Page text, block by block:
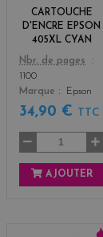
CARTOUCHE
D'ENCRE EPSON
405XL CYAN
Color
Nbr. de pages
1100
Marque
Epson
34,90 € TTC
AJOUTER